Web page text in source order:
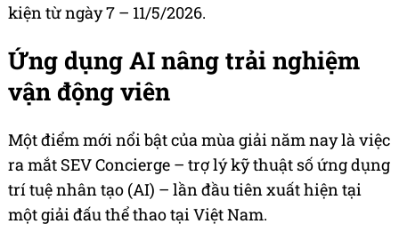
kiện từ ngày 7 – 11/5/2026.
Ứng dụng AI nâng trải nghiệm
vận động viên
Một điểm mới nổi bật của mùa giải năm nay là việc
ra mắt SEV Concierge – trợ lý kỹ thuật số ứng dụng
trí tuệ nhân tạo (AI) – lần đầu tiên xuất hiện tại
một giải đấu thể thao tại Việt Nam.